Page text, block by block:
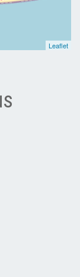
Leaflet